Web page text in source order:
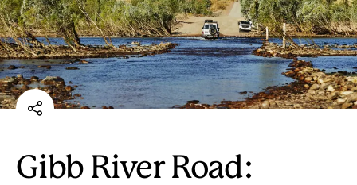
Gibb River Road: